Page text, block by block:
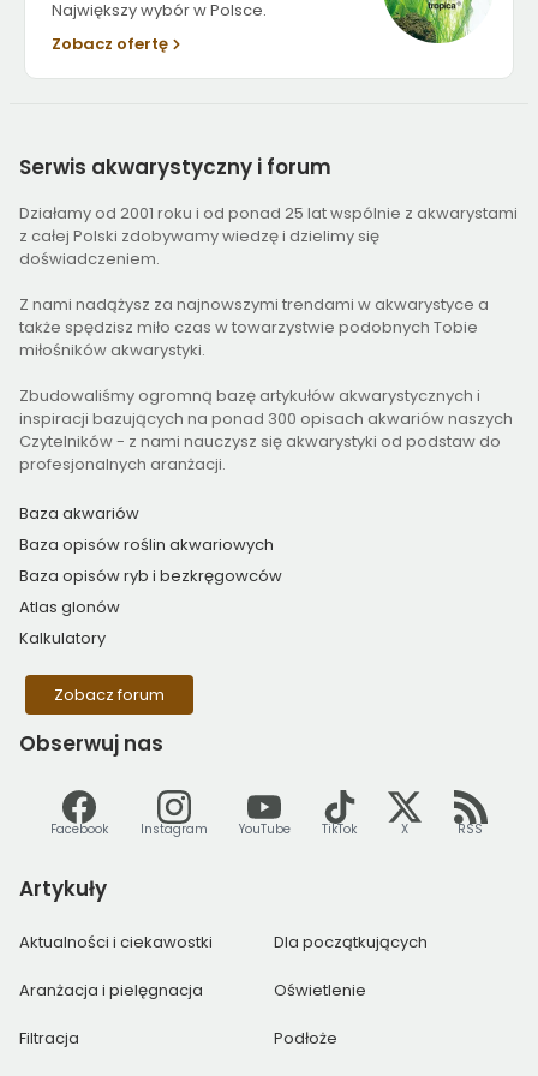
Największy wybór w Polsce.
Zobacz ofertę
Serwis akwarystyczny i forum
Działamy od 2001 roku i od ponad 25 lat wspólnie z akwarystami
z całej Polski zdobywamy wiedzę i dzielimy się
doświadczeniem.
Z nami nadążysz za najnowszymi trendami w akwarystyce a
także spędzisz miło czas w towarzystwie podobnych Tobie
miłośników akwarystyki.
Zbudowaliśmy ogromną bazę artykułów akwarystycznych i
inspiracji bazujących na ponad 300 opisach akwariów naszych
Czytelników - z nami nauczysz się akwarystyki od podstaw do
profesjonalnych aranżacji.
Baza akwariów
Baza opisów roślin akwariowych
Baza opisów ryb i bezkręgowców
Atlas glonów
Kalkulatory
Zobacz forum
Obserwuj nas
Facebook Instagram YouTube TikTok X RSS
Artykuły
Aktualności i ciekawostki Dla początkujących
Aranżacja i pielęgnacja Oświetlenie
Filtracja Podłoże